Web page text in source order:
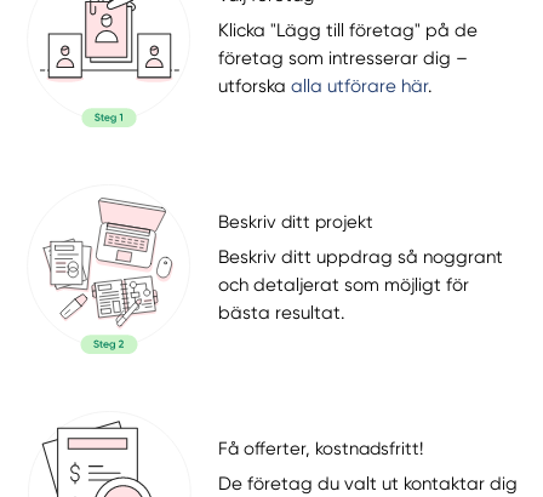
Klicka "Lägg till företag" på de
företag som intresserar dig –
utforskaalla utförare här.
Beskriv ditt projekt
Beskriv ditt uppdrag så noggrant
och detaljerat som möjligt för
bästa resultat.
Få offerter, kostnadsfritt!
De företag du valt ut kontaktar dig